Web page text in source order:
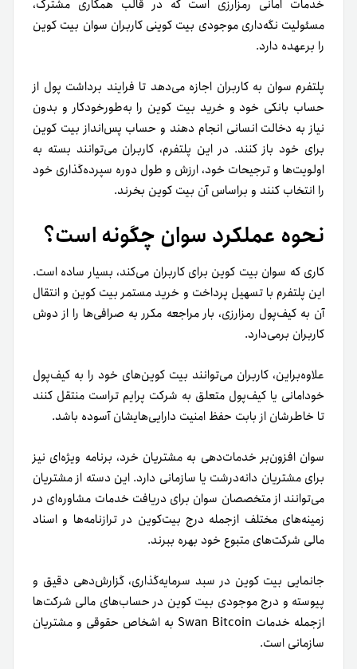
خدمات امانی رمزارزی است که در قالب همکاری مشترک،
مسئولیت نگه‌داری موجودی بیت کوینی کاربران سوان بیت کوین
را بر‌عهده دارد.
پلتفرم سوان به کاربران اجازه می‌دهد تا فرایند برداشت پول از
حساب بانکی خود و خرید بیت کوین را به‌طورخودکار و بدون
نیاز به دخالت انسانی انجام دهند و حساب پس‌انداز بیت کوین
برای خود باز کنند. در این پلتفرم، کاربران می‌توانند بسته به
اولویت‌ها و ترجیحات خود، ارزش و طول دوره سپرده‌گذاری خود
را انتخاب کنند و بر‌اساس آن بیت کوین بخرند.
نحوه عملکرد سوان چگونه است؟
کاری که سوان بیت کوین برای کاربران می‌کند، بسیار ساده است.
این پلتفرم با تسهیل پرداخت و خرید مستمر بیت کوین و انتقال
آن به کیف‌پول رمزارزی، بار مراجعه مکرر به صرافی‌ها را از دوش
کاربران برمی‌دارد.
علاوه‌براین، کاربران می‌توانند بیت کوین‌های خود را به کیف‌پول
خودامانی یا کیف‌پول متعلق به شرکت پرایم تراست منتقل کنند
تا خاطرشان از بابت حفظ امنیت دارایی‌هایشان آسوده باشد.
سوان افزون‌بر خدمات‌دهی به مشتریان خرد، برنامه ویژه‌ای نیز
برای مشتریان دانه‌درشت یا سازمانی دارد. این دسته از مشتریان
می‌توانند از متخصصان سوان برای دریافت خدمات مشاوره‌ای در
زمینه‌های مختلف ازجمله درج بیت‌کوین در ترازنامه‌ها و اسناد
مالی شرکت‌های متبوع خود بهره ببرند.
جانمایی بیت کوین در سبد سرمایه‌گذاری، گزارش‌دهی دقیق و
پیوسته و درج موجودی بیت کوین در حساب‌های مالی شرکت‌ها
ازجمله خدمات Swan Bitcoin به اشخاص حقوقی و مشتریان
سازمانی است.